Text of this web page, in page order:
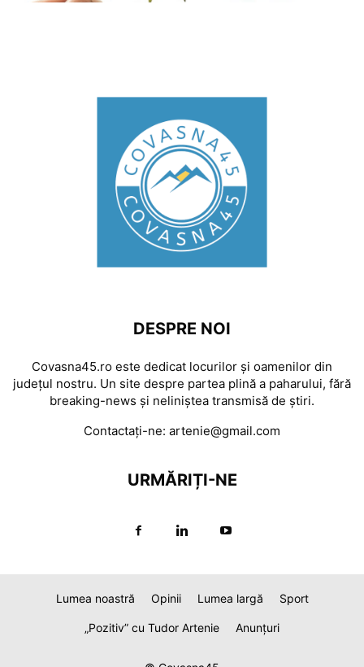
DESPRE NOI
Covasna45.ro este dedicat locurilor și oamenilor din
județul nostru. Un site despre partea plină a paharului, fără
breaking-news și neliniștea transmisă de știri.
Contactați-ne: artenie@gmail.com
URMĂRIȚI-NE
Lumea noastră Opinii Lumea largă Sport
„Pozitiv” cu Tudor Artenie Anunțuri